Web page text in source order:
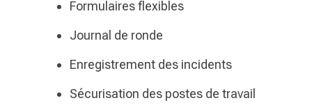
Formulaires flexibles
Journal de ronde
Enregistrement des incidents
Sécurisation des postes de travail